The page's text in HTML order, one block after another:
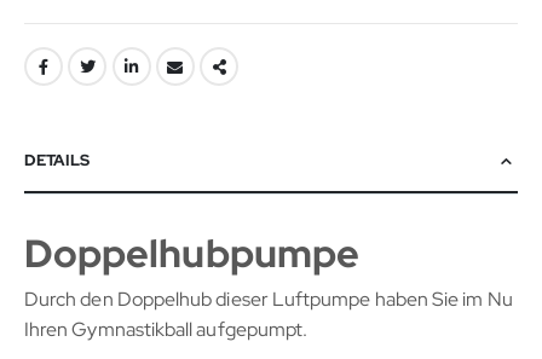
DETAILS
Doppelhubpumpe
Durch den Doppelhub dieser Luftpumpe haben Sie im Nu
Ihren Gymnastikball aufgepumpt.